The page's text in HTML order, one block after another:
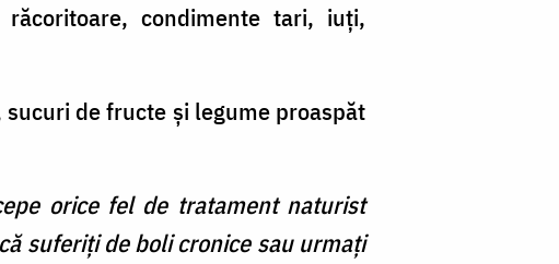
condimente tari, iuți,
de fructe și legume proaspăt
orice fel de tratament naturist
suferiți de boli cronice sau urmați